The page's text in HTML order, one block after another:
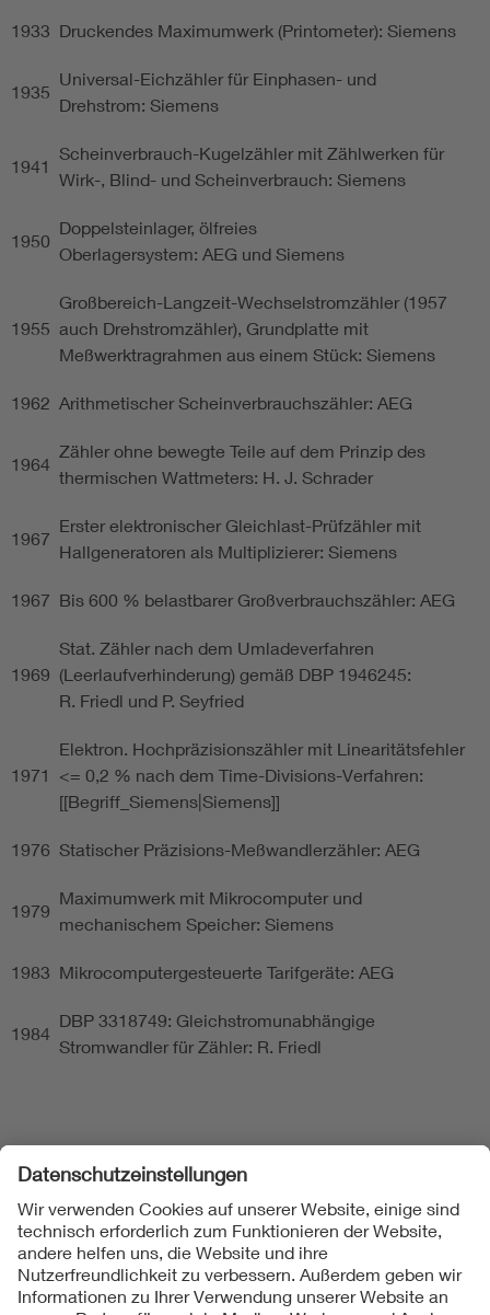
1933 Druckendes Maximumwerk (Printometer): Siemens
1935
Universal-Eichzähler für Einphasen- und
Drehstrom: Siemens
1941
Scheinverbrauch-Kugelzähler mit Zählwerken für
Wirk-, Blind- und Scheinverbrauch: Siemens
1950
Doppelsteinlager, ölfreies
Oberlagersystem: AEG und Siemens
1955
Großbereich-Langzeit-Wechselstromzähler (1957
auch Drehstromzähler), Grundplatte mit
Meßwerktragrahmen aus einem Stück: Siemens
1962 Arithmetischer Scheinverbrauchszähler: AEG
1964
Zähler ohne bewegte Teile auf dem Prinzip des
thermischen Wattmeters: H. J. Schrader
1967
Erster elektronischer Gleichlast-Prüfzähler mit
Hallgeneratoren als Multiplizierer: Siemens
1967 Bis 600 % belastbarer Großverbrauchszähler: AEG
1969
Stat. Zähler nach dem Umladeverfahren
(Leerlaufverhinderung) gemäß DBP 1946245:
R. Friedl und P. Seyfried
1971
Elektron. Hochpräzisionszähler mit Linearitätsfehler
<= 0,2 % nach dem Time-Divisions-Verfahren:
[[Begriff_Siemens|Siemens]]
1976 Statischer Präzisions-Meßwandlerzähler: AEG
1979
Maximumwerk mit Mikrocomputer und
mechanischem Speicher: Siemens
1983 Mikrocomputergesteuerte Tarifgeräte: AEG
1984
DBP 3318749: Gleichstromunabhängige
Stromwandler für Zähler: R. Friedl
Folgen Sie uns